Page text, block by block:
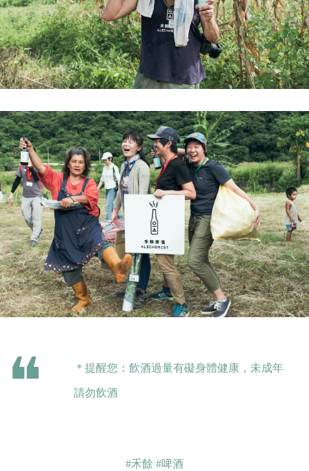
＊提醒您：飲酒過量有礙身體健康，未成年
請勿飲酒
#禾餘 #啤酒